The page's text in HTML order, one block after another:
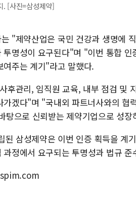
. [사진=삼성제약]
"제약산업은 국민 건강과 생명에
투명성이 요구된다"며 "이번 통합
여주는 계기"라고 말했다.
후관리, 임직원 교육, 내부 점검 및
가겠다"며 "국내외 파트너사와의 협
탕으로 신뢰받는 제약기업으로 성
된 삼성제약은 이번 인증 획득을 계
과정에서 요구되는 투명성과 법규